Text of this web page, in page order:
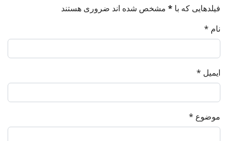
فیلدهایی که با * مشخص شده اند ضروری هستند
نام *
ایمیل *
موضوع *